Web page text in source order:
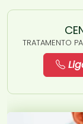
TRATAMENTO